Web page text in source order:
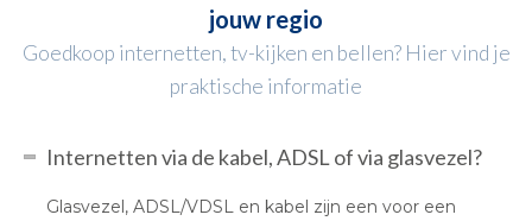
jouw regio
Goedkoop internetten, tv-kijken en bellen? Hier vind je
praktische informatie
Internetten via de kabel, ADSL of via glasvezel?
Glasvezel, ADSL/VDSL en kabel zijn een voor een